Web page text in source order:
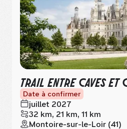
TRAIL ENTRE CAVES ET
Date à confirmer
juillet 2027
32 km, 21 km, 11 km
Montoire-sur-le-Loir (41)